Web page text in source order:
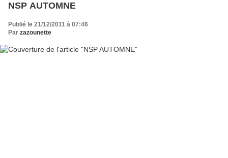
NSP AUTOMNE
Publié le 21/12/2011 à 07:46
Par zazounette